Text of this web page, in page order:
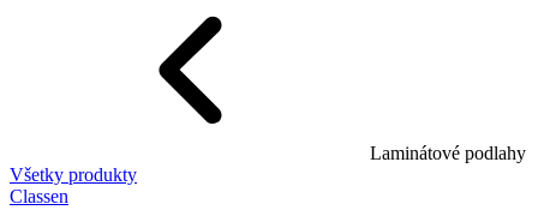
Laminátové podlahy
Všetky produkty
Classen